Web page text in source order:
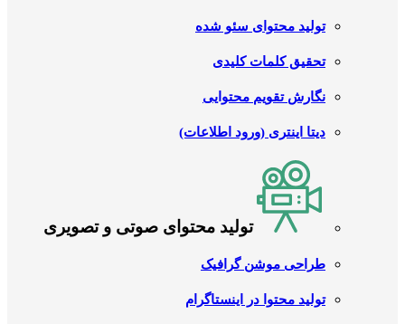
تولید محتوای سئو شده
تحقیق کلمات کلیدی
نگارش تقویم محتوایی
دیتا اینتری (ورود اطلاعات)
تولید محتوای صوتی و تصویری
طراحی موشن گرافیک
تولید محتوا در اینستاگرام